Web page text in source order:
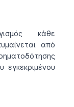
κάθε
από